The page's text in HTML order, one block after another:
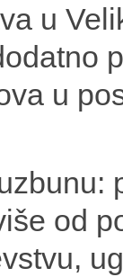
u
u
od